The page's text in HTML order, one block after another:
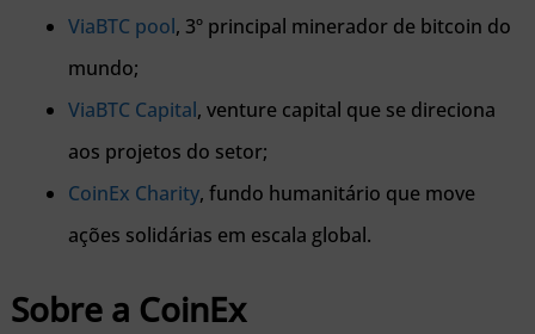
ViaBTC pool, 3º principal minerador de bitcoin do
mundo;
ViaBTC Capital, venture capital que se direciona
aos projetos do setor;
CoinEx Charity, fundo humanitário que move
ações solidárias em escala global.
Sobre a CoinEx